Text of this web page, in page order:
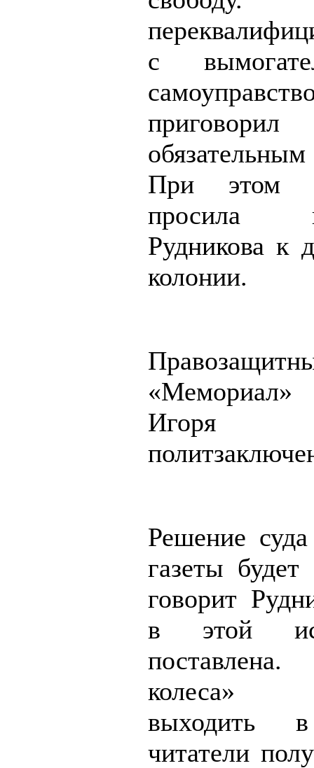
с
При этом
просила
Рудникова к
колонии.
Игоря
Решение
газеты будет
говорит
в этой
колеса»
выходить
читатели